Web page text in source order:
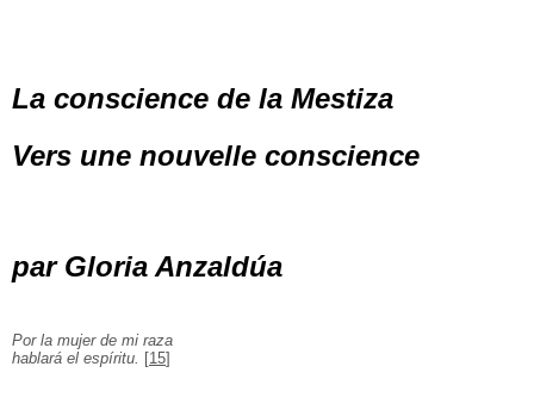
La conscience de la Mestiza
Vers une nouvelle conscience
par Gloria Anzaldúa
Por la mujer de mi raza
hablará el espíritu. [15]